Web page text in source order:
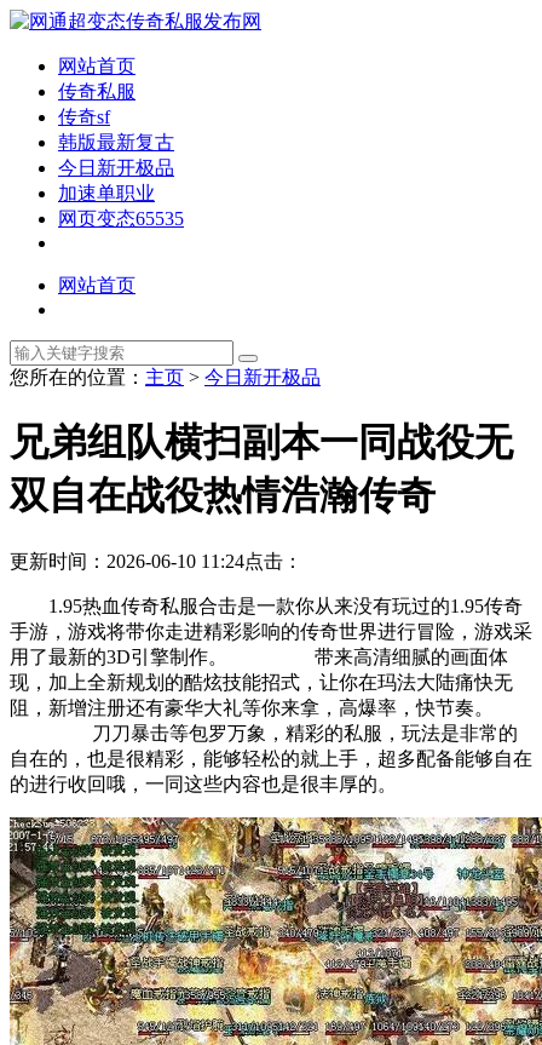
网站首页
传奇私服
传奇sf
韩版最新复古
今日新开极品
加速单职业
网页变态65535
网站首页
您所在的位置： 主页 > 今日新开极品
兄弟组队横扫副本一同战役无
双自在战役热情浩瀚传奇
更新时间：2026-06-10 11:24点击：
1.95热血传奇私服合击是一款你从来没有玩过的1.95传奇
手游，游戏将带你走进精彩影响的传奇世界进行冒险，游戏采
用了最新的3D引擎制作。 带来高清细腻的画面体
现，加上全新规划的酷炫技能招式，让你在玛法大陆痛快无
阻，新增注册还有豪华大礼等你来拿，高爆率，快节奏。
刀刀暴击等包罗万象，精彩的私服，玩法是非常的
自在的，也是很精彩，能够轻松的就上手，超多配备能够自在
的进行收回哦，一同这些内容也是很丰厚的。